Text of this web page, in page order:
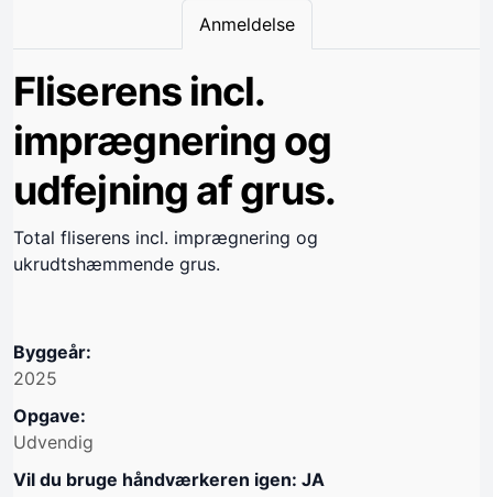
Anmeldelse
Fliserens incl.
imprægnering og
udfejning af grus.
Total fliserens incl. imprægnering og
ukrudtshæmmende grus.
Byggeår:
2025
Opgave:
Udvendig
Vil du bruge håndværkeren igen: JA